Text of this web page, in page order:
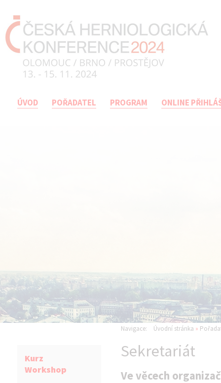
ÚVOD POŘADATEL PROGRAM ONLINE
Kurz
Workshop
Navigace: Úvodní stránka »
Sekretariát
Ve věcech